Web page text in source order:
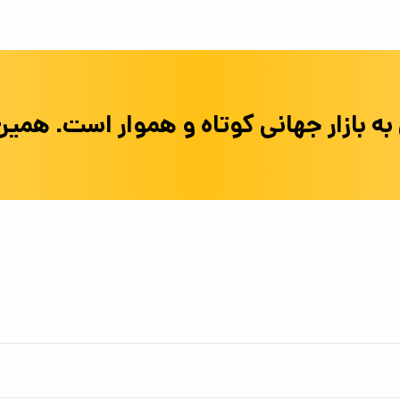
است.
بازار جهانی کوتاه و هموار است.